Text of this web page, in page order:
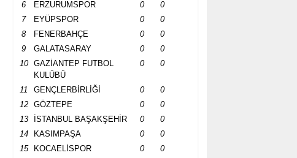
6
ERZURUMSPOR 0
0
7
EYÜPSPOR 0
0
8
FENERBAHÇE 0
0
9
GALATASARAY 0
0
10
GAZİANTEP FUTBOL
KULÜBÜ
0 0
11 GENÇLERBİRLİĞİ 0
0
12
GÖZTEPE 0
0
13
İSTANBUL BAŞAKŞEHİR 0
0
14
KASIMPAŞA 0
0
15
KOCAELİSPOR 0
0